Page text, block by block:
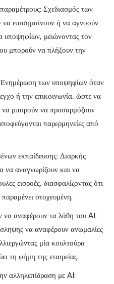
Σχεδιασμός των
επισημαίνουν ή να αγνοούν
υποψηφίων, μειώνοντας τον
μπορούν να πλήξουν την
των υποψηφίων όταν
ή την επικοινωνία, ώστε να
να μπορούν να προσαρμόζουν
παρερμηνείες από
εκπαίδευσης: Διαρκής
να αναγνωρίζουν και να
εισροές, διασφαλίζοντας ότι
στοχευμένη.
να αναφέρουν τα λάθη του AI:
να αναφέρουν ανωμαλίες
μία κουλτούρα
τη φήμη της εταιρείας.
αλληλεπίδραση με AI: